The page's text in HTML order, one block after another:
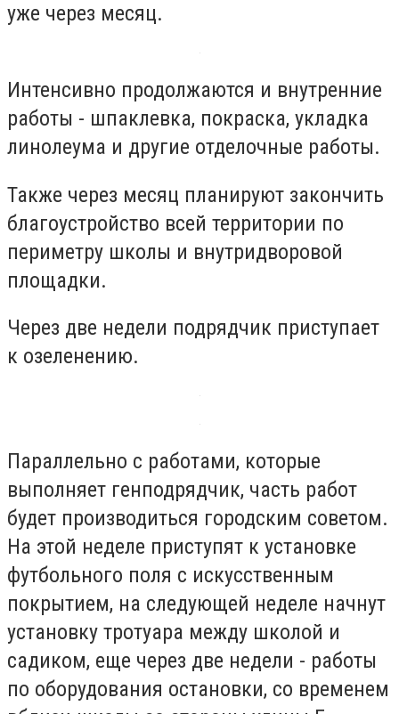
уже через месяц.
Интенсивно продолжаются и внутренние
работы - шпаклевка, покраска, укладка
линолеума и другие отделочные работы.
Также через месяц планируют закончить
благоустройство всей территории по
периметру школы и внутридворовой
площадки.
Через две недели подрядчик приступает
к озеленению.
Параллельно с работами, которые
выполняет генподрядчик, часть работ
будет производиться городским советом.
На этой неделе приступят к установке
футбольного поля с искусственным
покрытием, на следующей неделе начнут
установку тротуара между школой и
садиком, еще через две недели - работы
по оборудования остановки, со временем